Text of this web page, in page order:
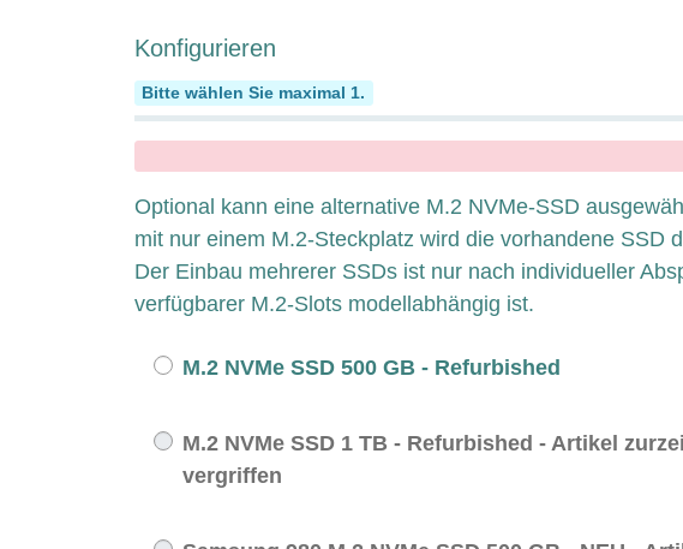
Konfigurieren
SSD M.2 NVMe
Bitte wählen Sie maximal 1.
x
Optional kann eine alternative M.2 NVMe-SSD
mit nur einem M.2-Steckplatz wird die vorhandene SSD
Der Einbau mehrerer SSDs ist nur nach individueller
verfügbarer M.2-Slots modellabhängig ist.
M.2 NVMe SSD 500 GB - Refurbished
M.2 NVMe SSD 1 TB - Refurbished - Artikel
vergriffen